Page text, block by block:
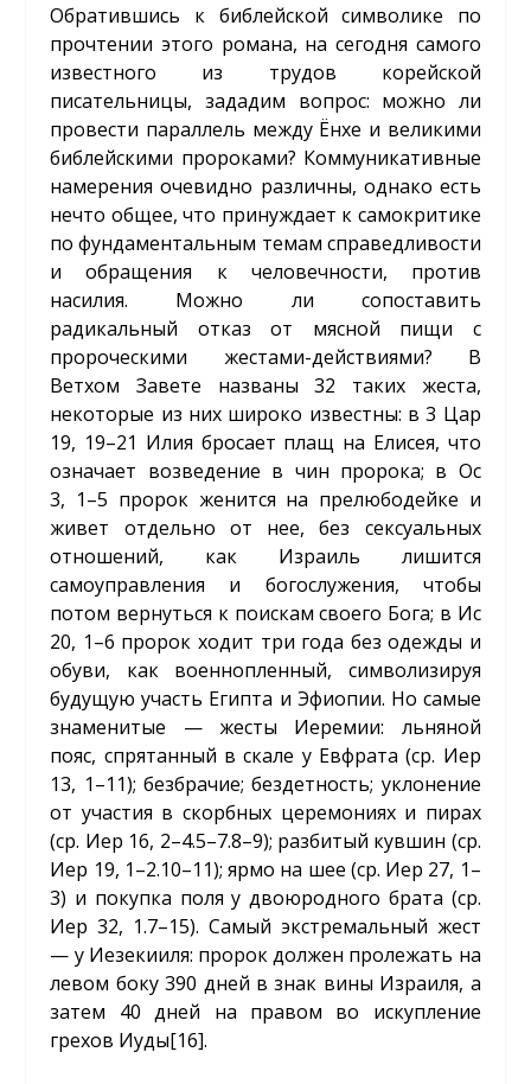
Обратившись к библейской символике по
прочтении этого романа, на сегодня самого
известного из трудов корейской
писательницы, зададим вопрос: можно ли
провести параллель между Ёнхе и великими
библейскими пророками? Коммуникативные
намерения очевидно различны, однако есть
нечто общее, что принуждает к самокритике
по фундаментальным темам справедливости
и обращения к человечности, против
насилия. Можно ли сопоставить
радикальный отказ от мясной пищи с
пророческими жестами-действиями? В
Ветхом Завете названы 32 таких жеста,
некоторые из них широко известны: в 3 Цар
19, 19–21 Илия бросает плащ на Елисея, что
означает возведение в чин пророка; в Ос
3, 1–5 пророк женится на прелюбодейке и
живет отдельно от нее, без сексуальных
отношений, как Израиль лишится
самоуправления и богослужения, чтобы
потом вернуться к поискам своего Бога; в Ис
20, 1–6 пророк ходит три года без одежды и
обуви, как военнопленный, символизируя
будущую участь Египта и Эфиопии. Но самые
знаменитые — жесты Иеремии: льняной
пояс, спрятанный в скале у Евфрата (ср. Иер
13, 1–11); безбрачие; бездетность; уклонение
от участия в скорбных церемониях и пирах
(ср. Иер 16, 2–4.5–7.8–9); разбитый кувшин (ср.
Иер 19, 1–2.10–11); ярмо на шее (ср. Иер 27, 1–
3) и покупка поля у двоюродного брата (ср.
Иер 32, 1.7–15). Самый экстремальный жест
— у Иезекииля: пророк должен пролежать на
левом боку 390 дней в знак вины Израиля, а
затем 40 дней на правом во искупление
грехов Иуды[16].